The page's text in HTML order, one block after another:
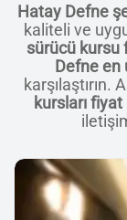
Hatay Defne
kaliteli ve
sürücü kursu
Defne
karşılaştırın.
kursları